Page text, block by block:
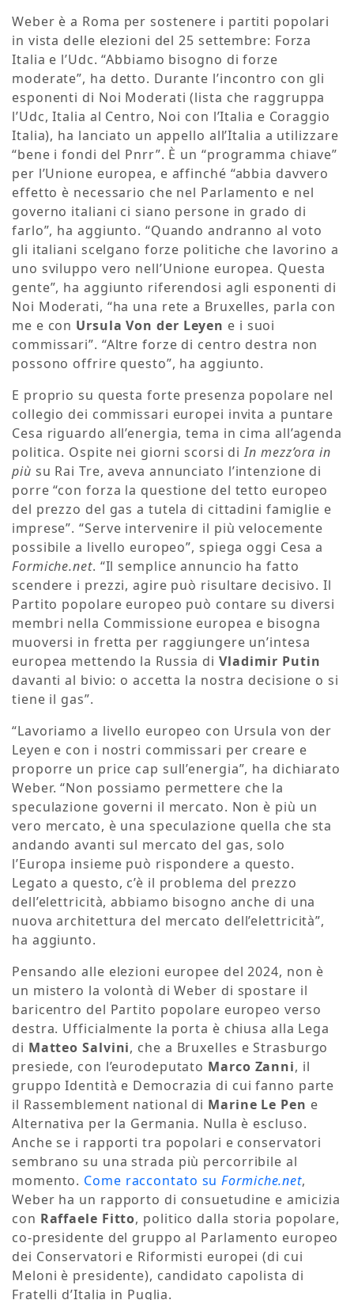
Weber è a Roma per sostenere i partiti popolari
in vista delle elezioni del 25 settembre: Forza
Italia e l’Udc. “Abbiamo bisogno di forze
moderate”, ha detto. Durante l’incontro con gli
esponenti di Noi Moderati (lista che raggruppa
l’Udc, Italia al Centro, Noi con l’Italia e Coraggio
Italia), ha lanciato un appello all’Italia a utilizzare
“bene i fondi del Pnrr”. È un “programma chiave”
per l’Unione europea, e affinché “abbia davvero
effetto è necessario che nel Parlamento e nel
governo italiani ci siano persone in grado di
farlo”, ha aggiunto. “Quando andranno al voto
gli italiani scelgano forze politiche che lavorino a
uno sviluppo vero nell’Unione europea. Questa
gente”, ha aggiunto riferendosi agli esponenti di
Noi Moderati, “ha una rete a Bruxelles, parla con
me e con Ursula Von der Leyen e i suoi
commissari”. “Altre forze di centro destra non
possono offrire questo”, ha aggiunto.
E proprio su questa forte presenza popolare nel
collegio dei commissari europei invita a puntare
Cesa riguardo all’energia, tema in cima all’agenda
politica. Ospite nei giorni scorsi diIn mezz’ora in
più su Rai Tre, aveva annunciato l’intenzione di
porre “con forza la questione del tetto europeo
del prezzo del gas a tutela di cittadini famiglie e
imprese”. “Serve intervenire il più velocemente
possibile a livello europeo”, spiega oggi Cesa a
Formiche.net. “Il semplice annuncio ha fatto
scendere i prezzi, agire può risultare decisivo. Il
Partito popolare europeo può contare su diversi
membri nella Commissione europea e bisogna
muoversi in fretta per raggiungere un’intesa
europea mettendo la Russia di Vladimir Putin
davanti al bivio: o accetta la nostra decisione o si
tiene il gas”.
“Lavoriamo a livello europeo con Ursula von der
Leyen e con i nostri commissari per creare e
proporre un price cap sull’energia”, ha dichiarato
Weber. “Non possiamo permettere che la
speculazione governi il mercato. Non è più un
vero mercato, è una speculazione quella che sta
andando avanti sul mercato del gas, solo
l’Europa insieme può rispondere a questo.
Legato a questo, c’è il problema del prezzo
dell’elettricità, abbiamo bisogno anche di una
nuova architettura del mercato dell’elettricità”,
ha aggiunto.
Pensando alle elezioni europee del 2024, non è
un mistero la volontà di Weber di spostare il
baricentro del Partito popolare europeo verso
destra. Ufficialmente la porta è chiusa alla Lega
di Matteo Salvini, che a Bruxelles e Strasburgo
presiede, con l’eurodeputato Marco Zanni, il
gruppo Identità e Democrazia di cui fanno parte
il Rassemblement national di Marine Le Pen e
Alternativa per la Germania. Nulla è escluso.
Anche se i rapporti tra popolari e conservatori
sembrano su una strada più percorribile al
momento. Come raccontato suFormiche.net,
Weber ha un rapporto di consuetudine e amicizia
con Raffaele Fitto, politico dalla storia popolare,
co-presidente del gruppo al Parlamento europeo
dei Conservatori e Riformisti europei (di cui
Meloni è presidente), candidato capolista di
Fratelli d’Italia in Puglia.